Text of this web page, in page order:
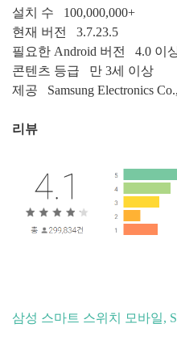
설치 수 100,000,000+
현재 버전 3.7.23.5
필요한 Android 버전 4.0 이
콘텐츠 등급 만 3세 이상
제공 Samsung Electronics
리뷰
삼성 스마트 스위치 모바일,